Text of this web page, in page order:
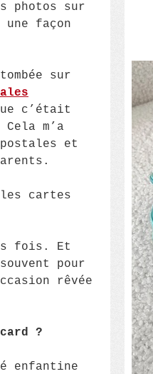
photos sur
façon
sur
c’était
m’a
et
cartes
fois. Et
pour
rêvée
?
enfantine